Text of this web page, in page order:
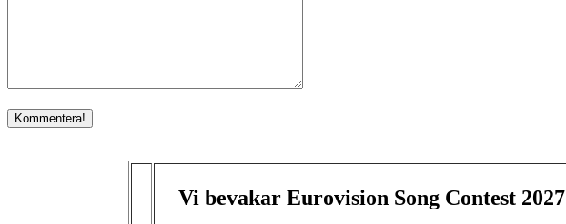
Vi bevakar Eurovision Song Contest 2027